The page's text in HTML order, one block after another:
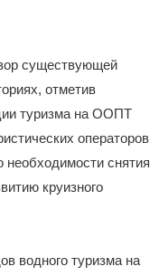
существующей
отметив
туризма на ООПТ
операторов
снятия
круизного
водного туризма на